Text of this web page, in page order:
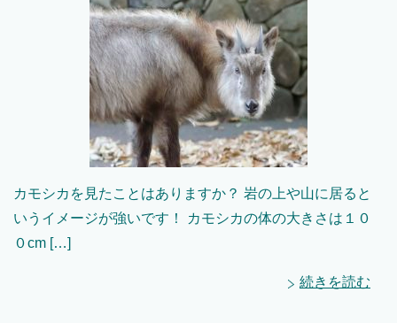
カモシカを見たことはありますか？ 岩の上や山に居ると
いうイメージが強いです！ カモシカの体の大きさは１０
０cm […]
続きを読む